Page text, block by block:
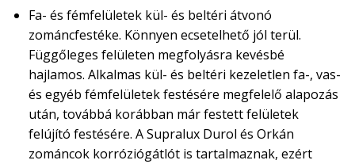
Fa- és fémfelületek kül- és beltéri átvonó
zománcfestéke. Könnyen ecsetelhető jól terül.
Függőleges felületen megfolyásra kevésbé
hajlamos. Alkalmas kül- és beltéri kezeletlen fa-, vas-
és egyéb fémfelületek festésére megfelelő alapozás
után, továbbá korábban már festett felületek
felújító festésére. A Supralux Durol és Orkán
zománcok korróziógátlót is tartalmaznak, ezért